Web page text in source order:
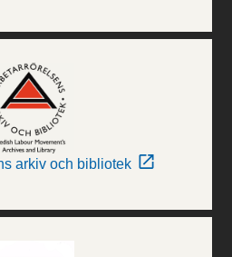
arkiv och bibliotek